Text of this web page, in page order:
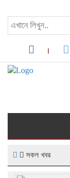
সকল খবর